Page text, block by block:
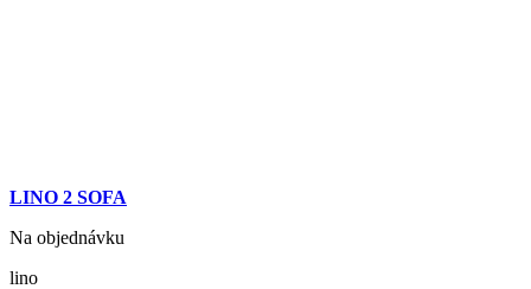
LINO 2 SOFA
Na objednávku
lino